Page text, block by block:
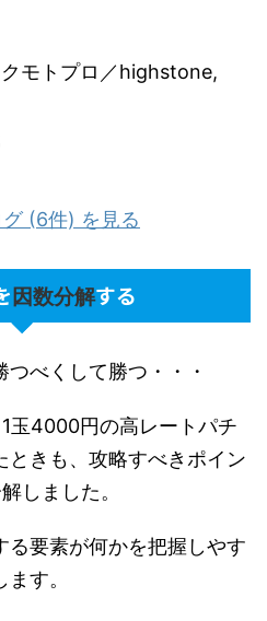
モトプロ／highstone,
(6件) を見る
因数分解する
べくして勝つ・・・
玉4000円の高レートパチ
ときも、攻略すべきポイン
しました。
る要素が何かを把握しやす
す。